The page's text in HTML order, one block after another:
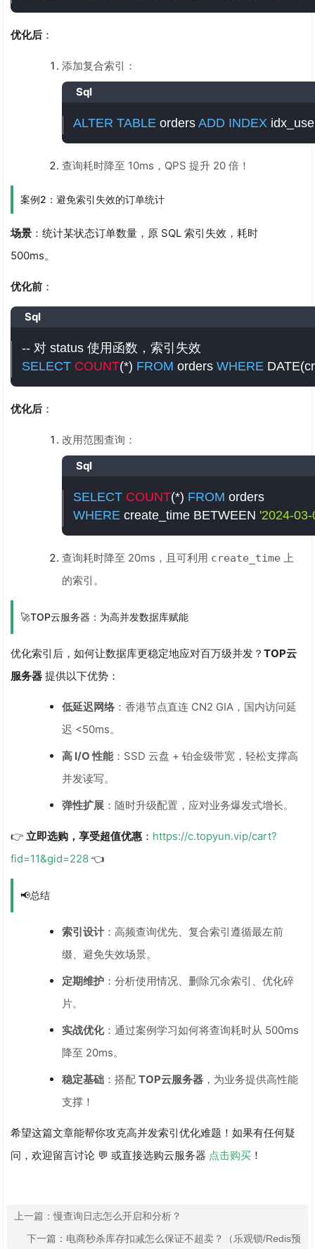
优化后 ：
添加复合索引：
Sql
ALTER TABLE orders ADD INDEX
查询耗时降至 10ms，QPS 提升 20 倍！
案例2：避免索引失效的订单统计
场景 ：统计某状态订单数量，原 SQL 索引失效，耗时
500ms。
优化前 ：
Sql
-- 对 status 使用函数，索引失效
SELECT COUNT(*) FROM orders WHERE DATE(
优化后 ：
改用范围查询：
Sql
SELECT COUNT(*) FROM
WHERE create_time BETWEEN '2024-
查询耗时降至 20ms，且可利用 create_time 上
的索引。
🚀TOP云服务器：为高并发数据库赋能
优化索引后，如何让数据库更稳定地应对百万级并发？TOP云
服务器 提供以下优势：
低延迟网络：香港节点直连 CN2 GIA，国内访问延
迟 <50ms。
高 I/O 性能：SSD 云盘 + 铂金级带宽，轻松支撑高
并发读写。
弹性扩展：随时升级配置，应对业务爆发式增长。
👉立即选购，享受超值优惠 ： https://c.topyun.vip/cart?
fid=11&gid=228 👈
📢总结
索引设计：高频查询优先、复合索引遵循最左前
缀、避免失效场景。
定期维护：分析使用情况、删除冗余索引、优化碎
片。
实战优化：通过案例学习如何将查询耗时从 500ms
降至 20ms。
稳定基础：搭配 TOP云服务器，为业务提供高性能
支撑！
希望这篇文章能帮你攻克高并发索引优化难题！如果有任何疑
问，欢迎留言讨论 💬 或直接选购云服务器 点击购买 ！
上一篇：慢查询日志怎么开启和分析？
下一篇： 电商秒杀库存扣减怎么保证不超卖？（乐观锁/Redis预